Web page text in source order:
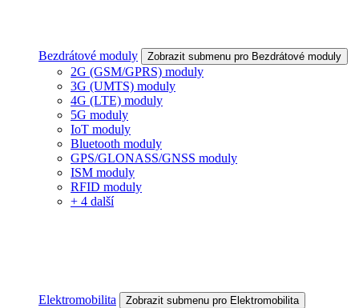
Bezdrátové moduly Zobrazit submenu pro Bezdrátové moduly
2G (GSM/GPRS) moduly
3G (UMTS) moduly
4G (LTE) moduly
5G moduly
IoT moduly
Bluetooth moduly
GPS/GLONASS/GNSS moduly
ISM moduly
RFID moduly
+ 4 další
Elektromobilita Zobrazit submenu pro Elektromobilita